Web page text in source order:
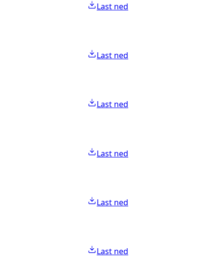
Last ned
Last ned
Last ned
Last ned
Last ned
Last ned